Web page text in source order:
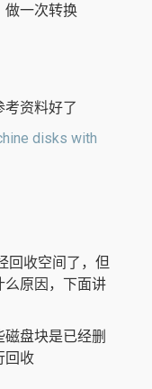
做一次转换
资料好了
disks with
回收空间了，但
么原因，下面讲
盘块是已经删
回收